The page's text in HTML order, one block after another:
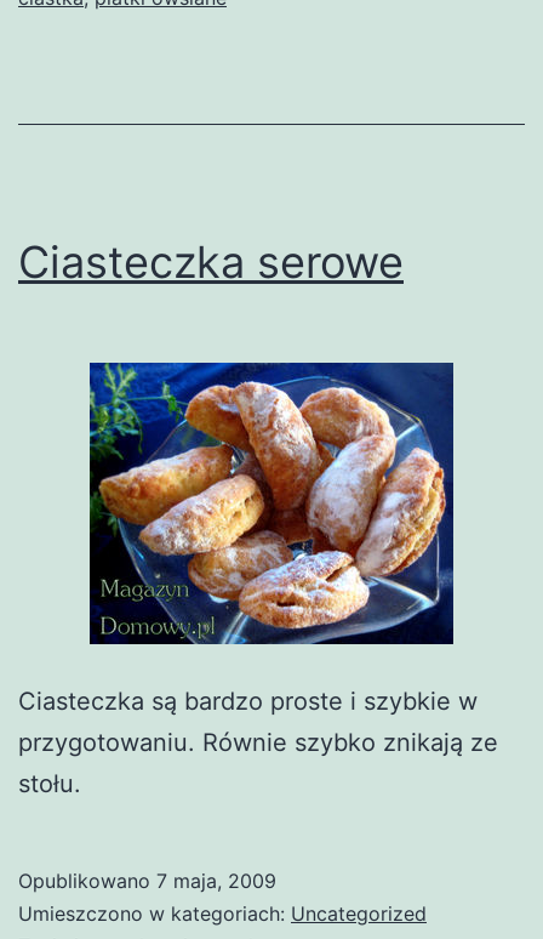
Ciasteczka serowe
Ciasteczka są bardzo proste i szybkie w
przygotowaniu. Równie szybko znikają ze
stołu.
Opublikowano 7 maja, 2009
Umieszczono w kategoriach: Uncategorized